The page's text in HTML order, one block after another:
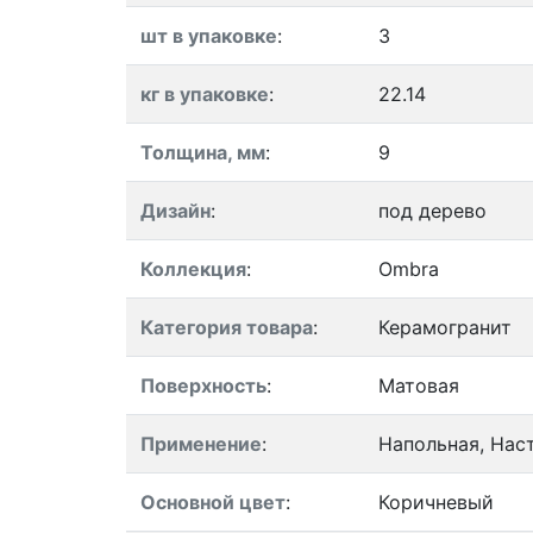
шт в упаковке: 3
кг в упаковке: 22.14
Толщина, мм: 9
Дизайн: под дерево
Коллекция: Ombra
Категория товара: Керамогранит
Поверхность: Матовая
Применение: Напольная,
Основной цвет: Коричневый